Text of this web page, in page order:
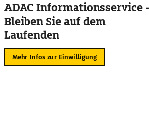
ADAC Informationsservice -
Bleiben Sie auf dem
Laufenden
Mehr Infos zur Einwilligung